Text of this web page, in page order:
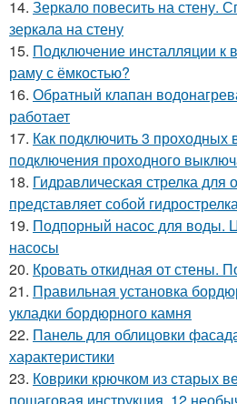
14. Зеркало повесить на стену.
зеркала на стену
15. Подключение инсталляции к
раму с ёмкостью?
16. Обратный клапан
работает
17. Как подключить 3
подключения проходного
18. Гидравлическая стрелка для
представляет собой гидрострелка
19. Подпорный насос для воды.
насосы
20. Кровать откидная от стены.
21. Правильная установка
укладки бордюрного камня
22. Панель для облицовки
характеристики
23. Коврики крючком из старых
пошаговая инструкция. 12